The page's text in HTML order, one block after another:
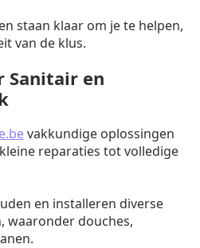
staan klaar om je te helpen,
van de klus.
Sanitair en
vakkundige oplossingen
reparaties tot volledige
en installeren diverse
waaronder douches,